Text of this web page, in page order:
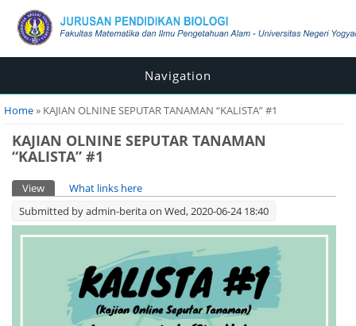
Navigation
You are here
Home» KAJIAN OLNINE SEPUTAR TANAMAN “KALISTA” #1
KAJIAN OLNINE SEPUTAR TANAMAN
“KALISTA” #1
Primary tabs
View (active tab)
What links here
Submitted byadmin-beritaon Wed, 2020-06-24 18:40